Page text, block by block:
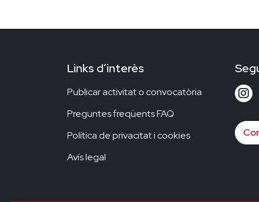
Links d’interès
Publicar activitat o convocatòria
Preguntes freqüents FAQ
Política de privacitat i cookies
Avís legal